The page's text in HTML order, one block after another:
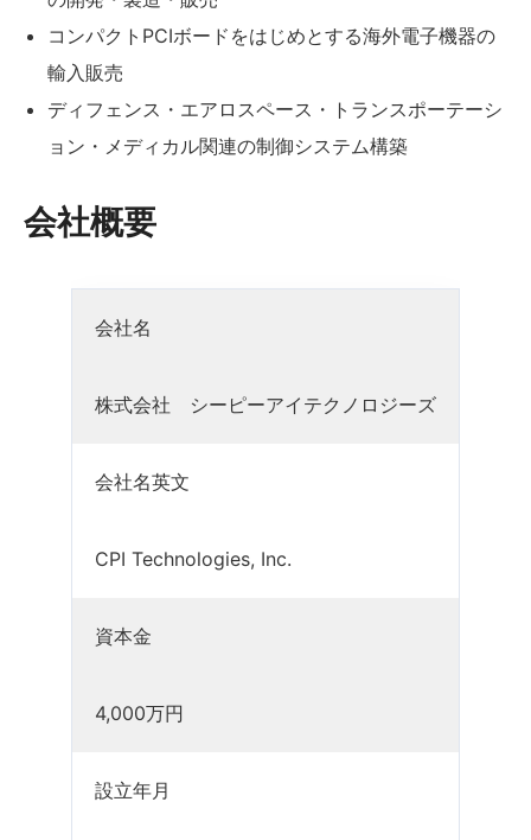
コンパクトPCIボードをはじめとする海外電子機器の
輸入販売
ディフェンス・エアロスペース・トランスポーテーシ
ョン・メディカル関連の制御システム構築
会社概要
会社名
株式会社 シーピーアイテクノロジーズ
会社名英文
CPI Technologies, Inc.
資本金
4,000万円
設立年月